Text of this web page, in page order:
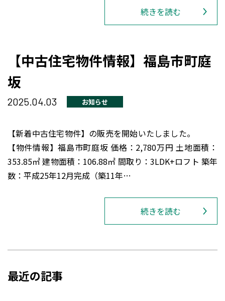
続きを読む
【中古住宅物件情報】福島市町庭
坂
2025.04.03 お知らせ
【新着中古住宅物件】の販売を開始いたしました。
【物件情報】福島市町庭坂 価格：2,780万円 土地面積：
353.85㎡ 建物面積：106.88㎡ 間取り：3LDK+ロフト 築年
数：平成25年12月完成（築11年…
続きを読む
最近の記事